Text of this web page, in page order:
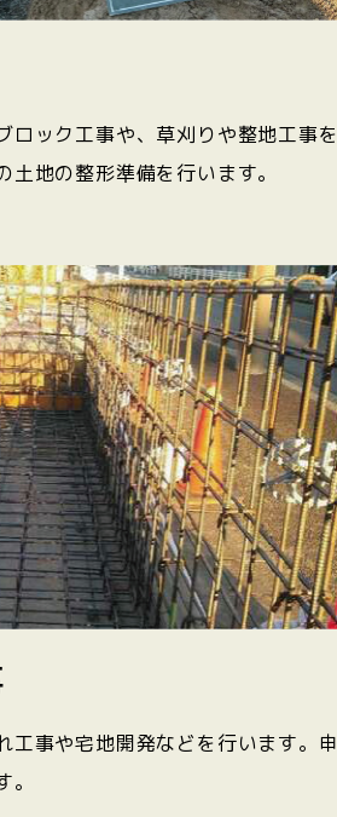
ロック工事や、草刈りや整地工事を
土地の整形準備を行います。
工事や宅地開発などを行います。申